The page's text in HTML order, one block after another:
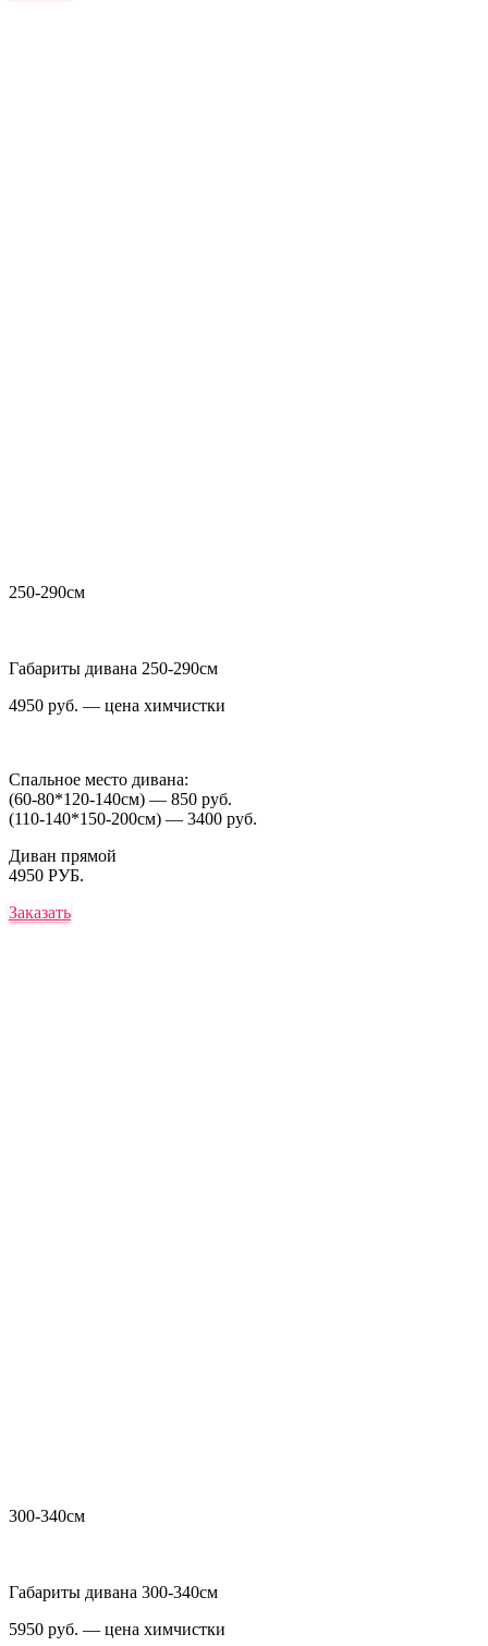
250-290см
Габариты дивана 250-290см
4950 руб. — цена химчистки
Спальное место дивана:
(60-80*120-140см) — 850 руб.
(110-140*150-200см) — 3400 руб.
Диван прямой
4950 РУБ.
Заказать
300-340см
Габариты дивана 300-340см
5950 руб. — цена химчистки